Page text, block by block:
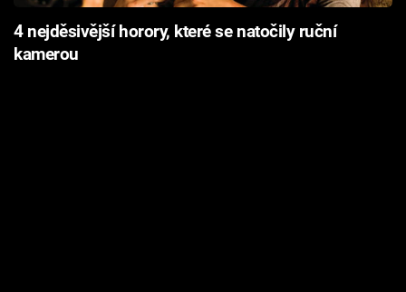
4 nejděsivější horory, které se natočily ruční
kamerou